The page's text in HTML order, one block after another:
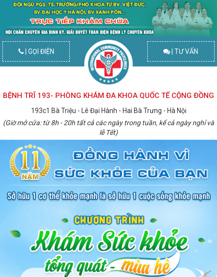
| GỌI ĐIỆN | TƯ VẤN
BỆNH TRĨ 193- PHÒNG KHÁM ĐA KHOA QUỐC TẾ CỘNG ĐỒNG
193c1 Bà Triệu - Lê Đại Hành - Hai Bà Trưng - Hà Nội
(Giờ mở cửa: từ 8h - 20h tất cả các ngày trong tuần, kể cả ngày nghỉ và
lễ Tết)